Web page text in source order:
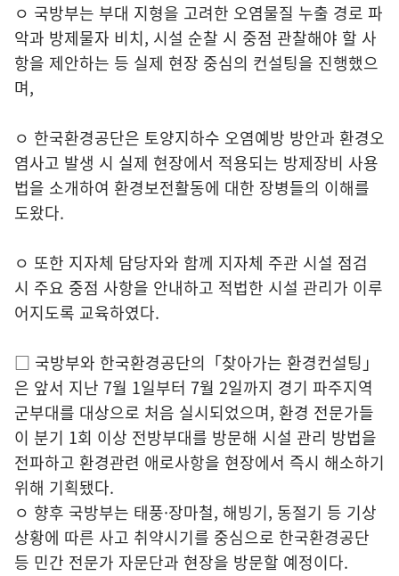
ㅇ 국방부는 부대 지형을 고려한 오염물질 누출 경로 파
악과 방제물자 비치, 시설 순찰 시 중점 관찰해야 할 사
항을 제안하는 등 실제 현장 중심의 컨설팅을 진행했으
며,
ㅇ 한국환경공단은 토양지하수 오염예방 방안과 환경오
염사고 발생 시 실제 현장에서 적용되는 방제장비 사용
법을 소개하여 환경보전활동에 대한 장병들의 이해를
도왔다.
ㅇ 또한 지자체 담당자와 함께 지자체 주관 시설 점검
시 주요 중점 사항을 안내하고 적법한 시설 관리가 이루
어지도록 교육하였다.
□ 국방부와 한국환경공단의「찾아가는 환경컨설팅」
은 앞서 지난 7월 1일부터 7월 2일까지 경기 파주지역
군부대를 대상으로 처음 실시되었으며, 환경 전문가들
이 분기 1회 이상 전방부대를 방문해 시설 관리 방법을
전파하고 환경관련 애로사항을 현장에서 즉시 해소하기
위해 기획됐다.
ㅇ 향후 국방부는 태풍·장마철, 해빙기, 동절기 등 기상
상황에 따른 사고 취약시기를 중심으로 한국환경공단
등 민간 전문가 자문단과 현장을 방문할 예정이다.